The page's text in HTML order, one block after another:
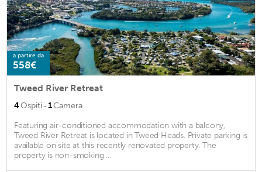
a partire da
558€
Tweed River Retreat
4Ospiti · 1Camera
Featuring air-conditioned accommodation with a balcony,
Tweed River Retreat is located in Tweed Heads. Private parking is
available on site at this recently renovated property. The
property is non-smoking ...